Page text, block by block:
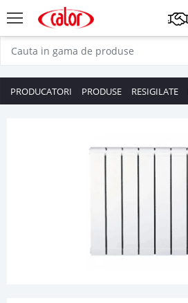
PRODUCATORI PRODUSE RESIGILATE